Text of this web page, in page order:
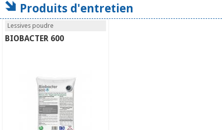
Produits d'entretien
Lessives poudre
BIOBACTER 600